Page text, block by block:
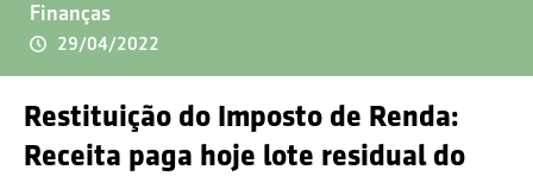
Finanças
29/04/2022
Restituição do Imposto de Renda:
Receita paga hoje lote residual do